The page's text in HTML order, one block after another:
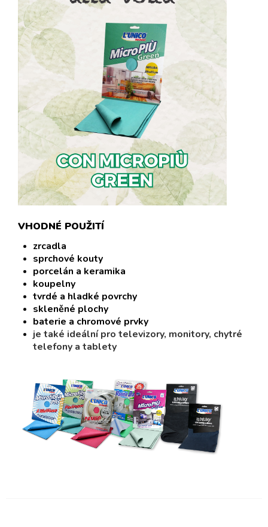
VHODNÉ POUŽITÍ
zrcadla
sprchové kouty
porcelán a keramika
koupelny
tvrdé a hladké povrchy
skleněné plochy
baterie a chromové prvky
je také ideální pro televizory, monitory, chytré
telefony a tablety